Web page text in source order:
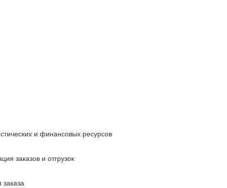
и финансовых ресурсов
заказов и отгрузок